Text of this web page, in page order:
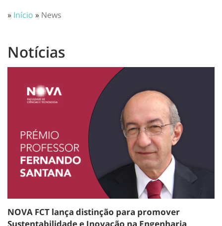
» Início » News
Notícias
NOVA FCT lança distinção para promover